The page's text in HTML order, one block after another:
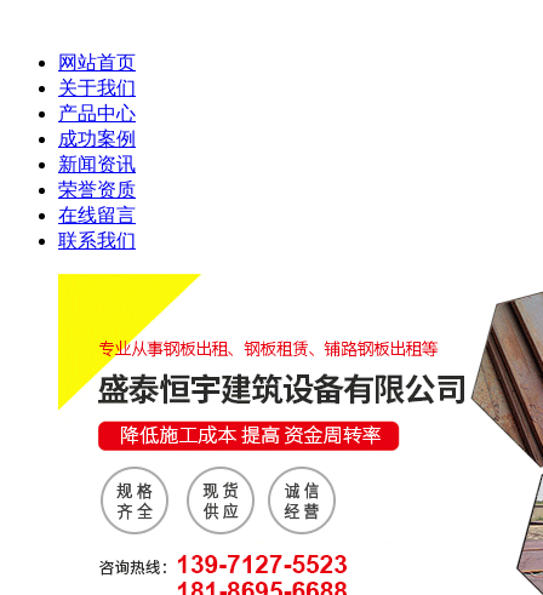
网站首页
关于我们
产品中心
成功案例
新闻资讯
荣誉资质
在线留言
联系我们